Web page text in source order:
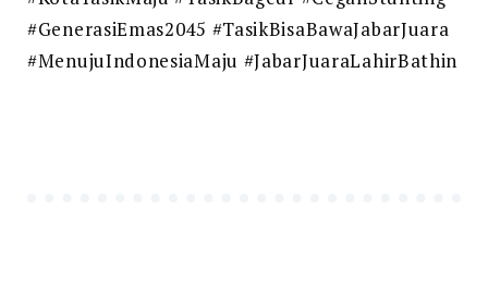
#GenerasiEmas2045 #TasikBisaBawaJabarJuara
#MenujuIndonesiaMaju #JabarJuaraLahirBathin